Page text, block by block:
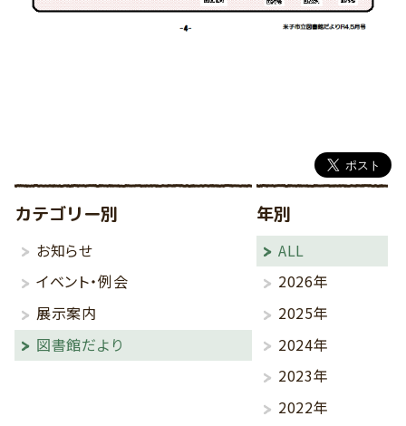
カテゴリー別
お知らせ
イベント・例会
展示案内
図書館だより
年別
ALL
2026年
2025年
2024年
2023年
2022年